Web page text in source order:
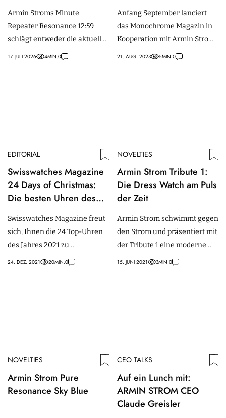
jederzeit 12:59 Uhr
schlagen könnte
Armin Stroms Minute
Repeater Resonance 12:59
schlägt entweder die aktuelle
Zeit oder auch jederzeit die
17. JULI 2026 4MIN.0
Maillechort
Anfang September lanciert
das Monochrome Magazin in
Kooperation mit Armin Strom
die Montre de Souscription 3
21. AUG. 2023 5MIN.0
EDITORIAL
Swisswatches Magazine
24 Days of Christmas:
Die besten Uhren des
Swisswatches Magazine freut
sich, Ihnen die 24 Top-Uhren
des Jahres 2021 zu
präsentieren, von der neuen
24. DEZ. 2021 20MIN.0
NOVELTIES
Armin Strom Tribute 1:
Die Dress Watch am Puls
der Zeit
Armin Strom schwimmt gegen
den Strom und präsentiert mit
der Tribute 1 eine moderne
Interpretation der klassischen
15. JUNI 2021 3MIN.0
NOVELTIES
Armin Strom Pure
Resonance Sky Blue
CEO TALKS
Auf ein Lunch mit:
ARMIN STROM CEO
Claude Greisler